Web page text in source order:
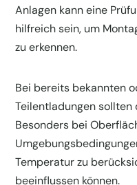
Anlagen kann eine
hilfreich sein, um
zu erkennen.
Bei bereits bekannten
Teilentladungen
Besonders bei
Temperatur zu
beeinflussen können.